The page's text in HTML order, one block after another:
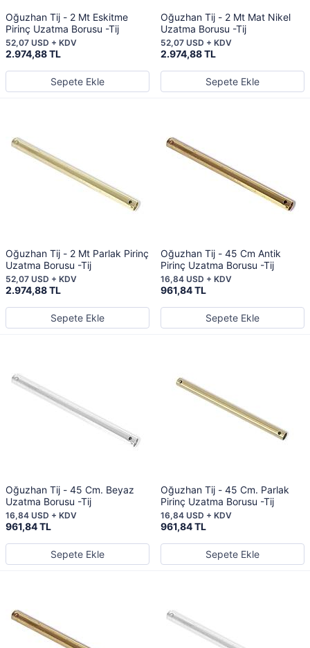
Oğuzhan Tij - 2 Mt Eskitme
Pirinç Uzatma Borusu -Tij
2.974,88 TL
52,07 USD + KDV
Sepete Ekle
Oğuzhan Tij - 2 Mt Mat Nikel
Uzatma Borusu -Tij
2.974,88 TL
52,07 USD + KDV
Sepete Ekle
Oğuzhan Tij - 2 Mt Parlak Pirinç
Uzatma Borusu -Tij
2.974,88 TL
52,07 USD + KDV
Sepete Ekle
Oğuzhan Tij - 45 Cm Antik
Pirinç Uzatma Borusu -Tij
961,84 TL
16,84 USD + KDV
Sepete Ekle
Oğuzhan Tij - 45 Cm. Beyaz
Uzatma Borusu -Tij
961,84 TL
16,84 USD + KDV
Sepete Ekle
Oğuzhan Tij - 45 Cm. Parlak
Pirinç Uzatma Borusu -Tij
961,84 TL
16,84 USD + KDV
Sepete Ekle